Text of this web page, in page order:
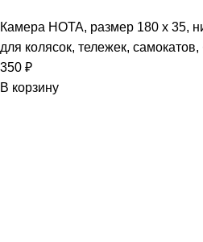
Камера HOTA, размер 180 х 35,
для колясок, тележек,
350 ₽
В корзину